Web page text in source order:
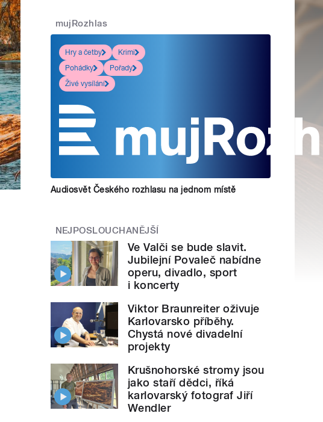
mujRozhlas
Hry a četby
Krimi
Pohádky
Pořady
Živé vysílání
Audiosvět Českého rozhlasu na jednom místě
NEJPOSLOUCHANĚJŠÍ
Ve Valči se bude slavit.
Jubilejní Povaleč nabídne
operu, divadlo, sport
i koncerty
Viktor Braunreiter oživuje
Karlovarsko příběhy.
Chystá nové divadelní
projekty
Krušnohorské stromy jsou
jako staří dědci, říká
karlovarský fotograf Jiří
Wendler